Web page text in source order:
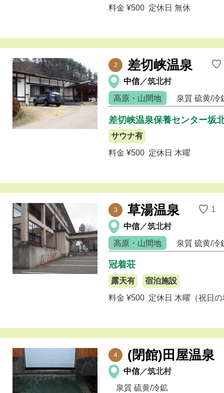
料金 ¥500 定休日 無休
2 差切峡温泉 ♡
中信／筑北村
高原・山間地
泉質硫黄/冷
差切峡温泉保養センター坂
サウナ有
料金 ¥500 定休日 木曜
3 草湯温泉 ♡ 1
中信／筑北村
高原・山間地
泉質硫黄/冷
冠着荘
露天有
宿泊施設
料金 ¥500 定休日 木曜（祝日
4 (閉館)田屋温泉
中信／筑北村
泉質硫黄/冷鉱